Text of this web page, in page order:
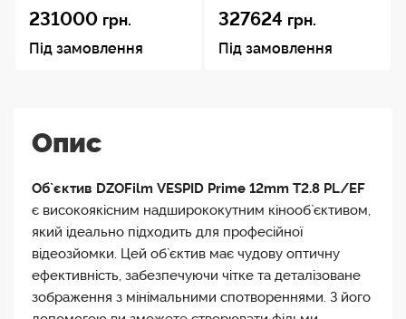
231000 грн.
Під замовлення
327624 грн.
Під замовлення
Опис
Об`єктив DZOFilm VESPID Prime 12mm T2.8 PL/EF
є високоякісним надширококутним кінооб`єктивом,
який ідеально підходить для професійної
відеозйомки. Цей об`єктив має чудову оптичну
ефективність, забезпечуючи чітке та деталізоване
зображення з мінімальними спотвореннями. З його